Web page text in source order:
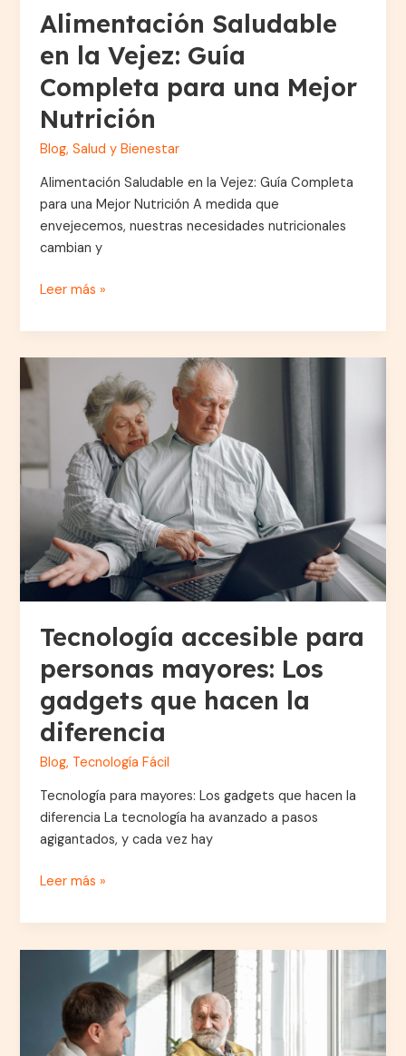
Alimentación Saludable
en la Vejez: Guía
Completa para una Mejor
Nutrición
Blog,Salud y Bienestar
Alimentación Saludable en la Vejez: Guía Completa
para una Mejor Nutrición A medida que
envejecemos, nuestras necesidades nutricionales
cambian y
Leer más »
Tecnología accesible para
personas mayores: Los
gadgets que hacen la
diferencia
Blog, Tecnología Fácil
Tecnología para mayores: Los gadgets que hacen la
diferencia La tecnología ha avanzado a pasos
agigantados, y cada vez hay
accesible
personas
mayores:
Los
gadgets
que
hacen
la
diferencia
Leer más »
mejor
residencia